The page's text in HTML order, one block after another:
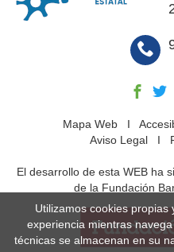
Mapa WebI
Aviso Legal I
El desarrollo de esta WEB ha
de la Fundación
Utilizamos cookies
experiencia mientras
técnicas se almacenan en su